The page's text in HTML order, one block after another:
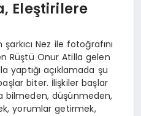
Eleştirilere
Nez ile fotoğrafını
Rüştü Onur Atilla gelen
yaptığı açıklamada şu
biter. İlişkiler başlar
bilmeden, düşünmeden,
yorumlar getirmek,